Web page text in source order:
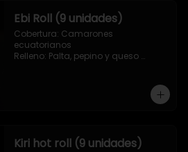
Ebi Roll (9 unidades)
Cobertura: Camarones
ecuatorianos
Relleno: Palta, pepino y queso
Kiri hot roll (9 unidades)